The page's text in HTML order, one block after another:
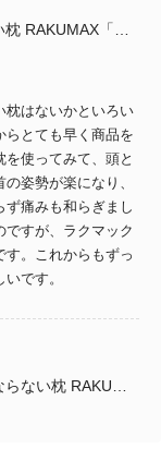
枕はないかといろい
らとても早く商品を
使ってみて、頭と
姿勢が楽になり、
ず痛みも和らぎまし
すが、ラクマック
す。これからもずっ
です。